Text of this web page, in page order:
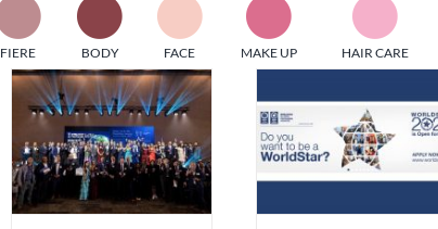
TESPI MEDIAGROUP racchiude un pool di
ed editrici specializzate nell’informazione b2b.
particolare, attraverso numerose riviste
informazione che coinvolgono gli attori nei
technology, entertainment e sport.
Stay tuned!
LE RIVISTE
FIERE BODY FACE MAKE UP HAIR CARE
Ipack-Ima 2025: il
30 maggio la
cerimonia di
premiazione dei
WorldStar global
A Ipack-Ima 2022
la prossima
edizione del
WorldStar global
packaging Awards